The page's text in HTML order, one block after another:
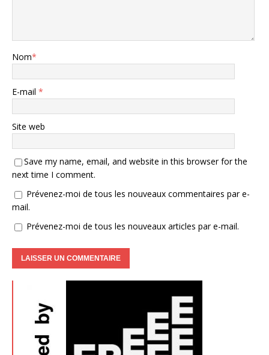
Nom*
E-mail *
Site web
Save my name, email, and website in this browser for the
next time I comment.
Prévenez-moi de tous les nouveaux commentaires par e-
mail.
Prévenez-moi de tous les nouveaux articles par e-mail.